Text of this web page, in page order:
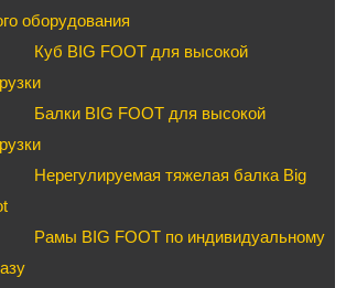
оборудования
Куб BIG FOOT для высокой
Балки BIG FOOT для высокой
Нерегулируемая тяжелая балка Big
Рамы BIG FOOT по индивидуальному